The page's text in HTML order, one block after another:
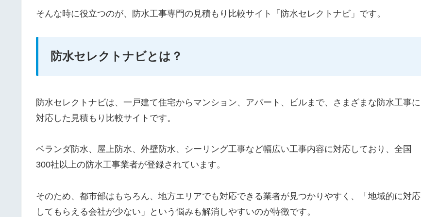
そんな時に役立つのが、防水工事専門の見積もり比較サイト「防水セレクトナビ」です。
防水セレクトナビとは？
防水セレクトナビは、一戸建て住宅からマンション、アパート、ビルまで、さまざまな防水工事に
対応した見積もり比較サイトです。
ベランダ防水、屋上防水、外壁防水、シーリング工事など幅広い工事内容に対応しており、全国
300社以上の防水工事業者が登録されています。
そのため、都市部はもちろん、地方エリアでも対応できる業者が見つかりやすく、「地域的に対応
してもらえる会社が少ない」という悩みも解消しやすいのが特徴です。